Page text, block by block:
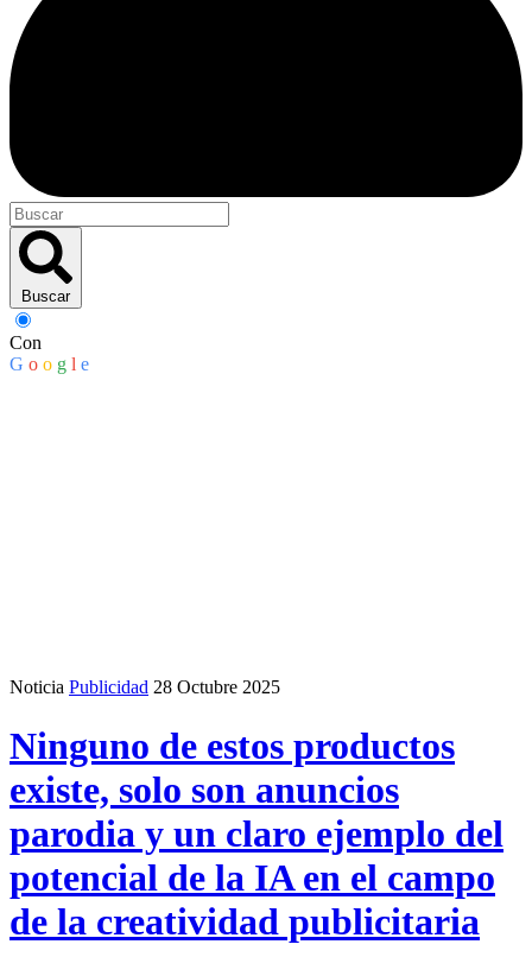
Buscar
Con
G o o g l e
Noticia Publicidad 28 Octubre 2025
Ninguno de estos productos
existe, solo son anuncios
parodia y un claro ejemplo del
potencial de la IA en el campo
de la creatividad publicitaria